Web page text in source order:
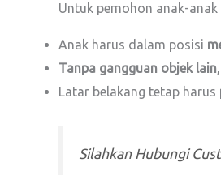
Untuk pemohon anak-
Anak harus dalam posisi
Tanpa gangguan objek lain
Latar belakang tetap harus
Silahkan Hubungi